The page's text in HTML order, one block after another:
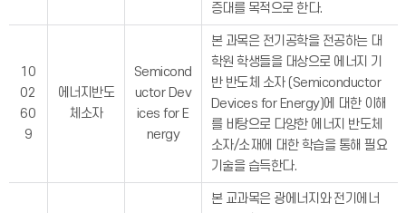
증대를 목적으로 한다.
10
02
60
9
에너지반도
체소자
Semicond
uctor Dev
ices for E
nergy
본 과목은 전기공학을 전공하는 대
학원 학생들을 대상으로 에너지 기
반 반도체 소자 (Semiconductor
Devices for Energy)에 대한 이해
를 바탕으로 다양한 에너지 반도체
소자/소재에 대한 학습을 통해 필요
기술을 습득한다.
본 교과목은 광에너지와 전기에너